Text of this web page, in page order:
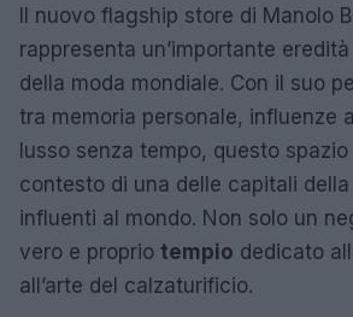
Il nuovo flagship store di Manolo
rappresenta un’importante
della moda mondiale. Con il suo
tra memoria personale, influenze
lusso senza tempo, questo
contesto di una delle capitali
influenti al mondo. Non solo un
vero e proprio tempio dedicato
all’arte del calzaturificio.